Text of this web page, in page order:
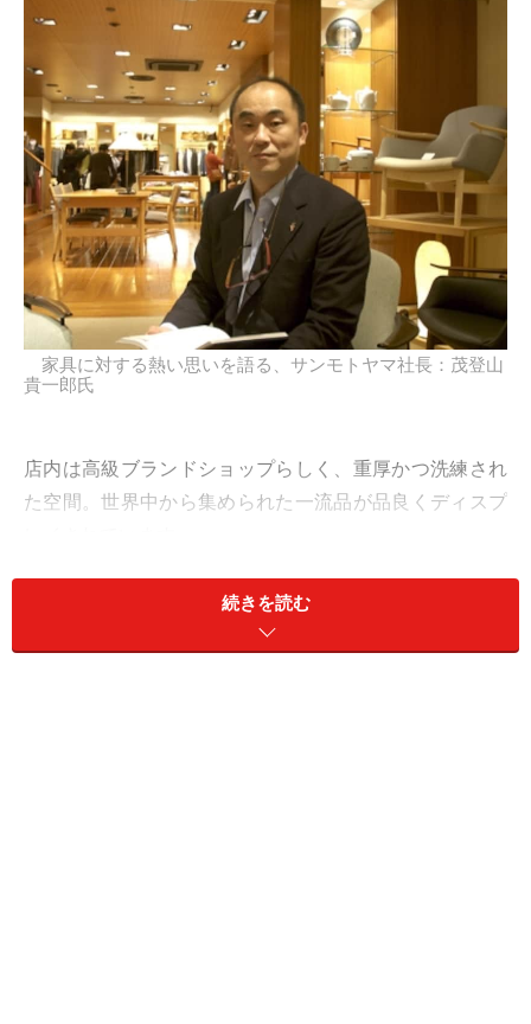
家具に対する熱い思いを語る、サンモトヤマ社長：茂登山
貴一郎氏
店内は高級ブランドショップらしく、重厚かつ洗練され
た空間。世界中から集められた一流品が品良くディスプ
家具を提供するこの老舗の地下は今やデンマークの伝説
的建築家「フィン・ユール」の世界。
続きを読む